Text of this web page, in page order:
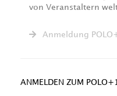
von Veranstaltern
Anmeldung
ANMELDEN ZUM